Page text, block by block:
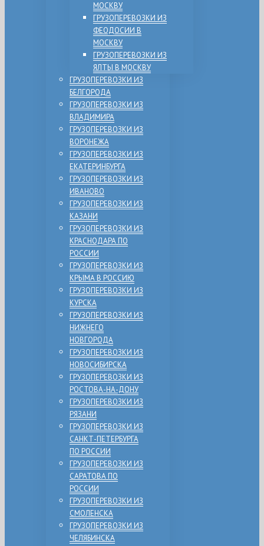
МОСКВУ
ГРУЗОПЕРЕВОЗКИ ИЗ
ФЕОДОСИИ В
МОСКВУ
ГРУЗОПЕРЕВОЗКИ ИЗ
ЯЛТЫ В МОСКВУ
ГРУЗОПЕРЕВОЗКИ ИЗ
БЕЛГОРОДА
ГРУЗОПЕРЕВОЗКИ ИЗ
ВЛАДИМИРА
ГРУЗОПЕРЕВОЗКИ ИЗ
ВОРОНЕЖА
ГРУЗОПЕРЕВОЗКИ ИЗ
ЕКАТЕРИНБУРГА
ГРУЗОПЕРЕВОЗКИ ИЗ
ИВАНОВО
ГРУЗОПЕРЕВОЗКИ ИЗ
КАЗАНИ
ГРУЗОПЕРЕВОЗКИ ИЗ
КРАСНОДАРА ПО
РОССИИ
ГРУЗОПЕРЕВОЗКИ ИЗ
КРЫМА В РОССИЮ
ГРУЗОПЕРЕВОЗКИ ИЗ
КУРСКА
ГРУЗОПЕРЕВОЗКИ ИЗ
НИЖНЕГО
НОВГОРОДА
ГРУЗОПЕРЕВОЗКИ ИЗ
НОВОСИБИРСКА
ГРУЗОПЕРЕВОЗКИ ИЗ
РОСТОВА-НА-ДОНУ
ГРУЗОПЕРЕВОЗКИ ИЗ
РЯЗАНИ
ГРУЗОПЕРЕВОЗКИ ИЗ
САНКТ-ПЕТЕРБУРГА
ПО РОССИИ
ГРУЗОПЕРЕВОЗКИ ИЗ
САРАТОВА ПО
РОССИИ
ГРУЗОПЕРЕВОЗКИ ИЗ
СМОЛЕНСКА
ГРУЗОПЕРЕВОЗКИ ИЗ
ЧЕЛЯБИНСКА